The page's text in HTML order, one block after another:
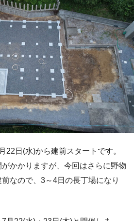
22日(水)から建前スタートです。
かかりますが、今回はさらに野物
なので、3～4日の長丁場になり